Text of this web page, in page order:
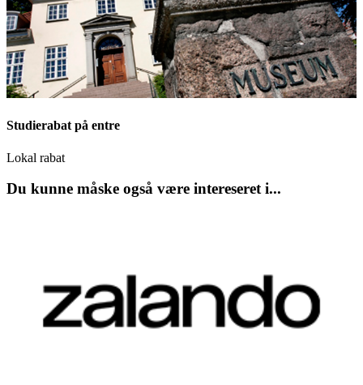
Studierabat på entre
Lokal rabat
Du kunne måske også være intereseret i...